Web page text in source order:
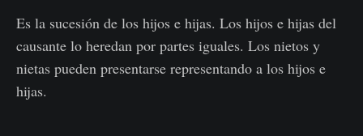
Es la sucesión de los hijos e hijas. Los hijos e hijas del
causante lo heredan por partes iguales. Los nietos y
nietas pueden presentarse representando a los hijos e
hijas.